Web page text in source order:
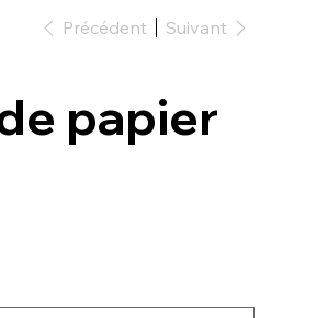
Précédent Suivant
papier